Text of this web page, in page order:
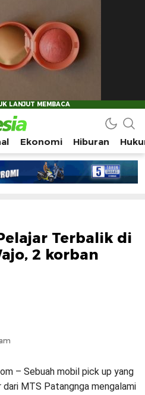
Secara Utuh
Ekonomi Hiburan
Terbalik di
2 korban
– Sebuah mobil pick up yang
MTS Patangnga mengalami